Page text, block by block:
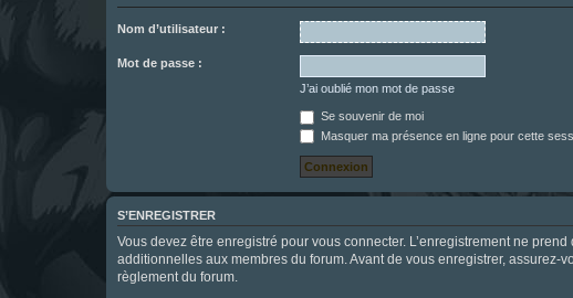
Nom d’utilisateur :
Mot de passe :
J’ai oublié mon mot de passe
Se souvenir de moi
Masquer ma présence en ligne pour cette
S’ENREGISTRER
Vous devez être enregistré pour vous connecter. L’enregistrement ne
additionnelles aux membres du forum. Avant de vous enregistrer, assurez-
règlement du forum.